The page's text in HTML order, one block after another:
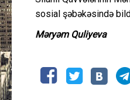
sosial şəbəkəsində
Məryəm Quliyeva